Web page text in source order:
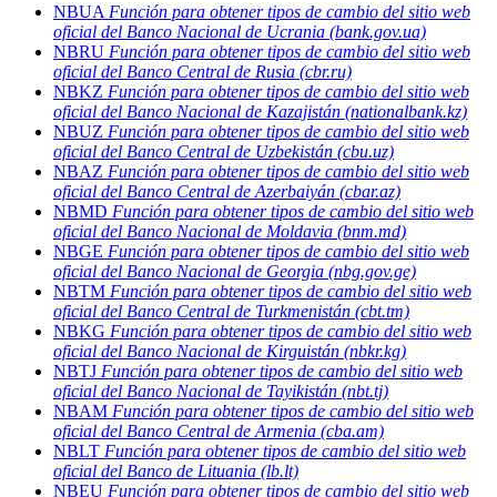
NBUA Función para obtener tipos de cambio del sitio web
oficial del Banco Nacional de Ucrania (bank.gov.ua)
NBRU Función para obtener tipos de cambio del sitio web
oficial del Banco Central de Rusia (cbr.ru)
NBKZ Función para obtener tipos de cambio del sitio web
oficial del Banco Nacional de Kazajistán (nationalbank.kz)
NBUZ Función para obtener tipos de cambio del sitio web
oficial del Banco Central de Uzbekistán (cbu.uz)
NBAZ Función para obtener tipos de cambio del sitio web
oficial del Banco Central de Azerbaiyán (cbar.az)
NBMD Función para obtener tipos de cambio del sitio web
oficial del Banco Nacional de Moldavia (bnm.md)
NBGE Función para obtener tipos de cambio del sitio web
oficial del Banco Nacional de Georgia (nbg.gov.ge)
NBTM Función para obtener tipos de cambio del sitio web
oficial del Banco Central de Turkmenistán (cbt.tm)
NBKG Función para obtener tipos de cambio del sitio web
oficial del Banco Nacional de Kirguistán (nbkr.kg)
NBTJ Función para obtener tipos de cambio del sitio web
oficial del Banco Nacional de Tayikistán (nbt.tj)
NBAM Función para obtener tipos de cambio del sitio web
oficial del Banco Central de Armenia (cba.am)
NBLT Función para obtener tipos de cambio del sitio web
oficial del Banco de Lituania (lb.lt)
NBEU Función para obtener tipos de cambio del sitio web